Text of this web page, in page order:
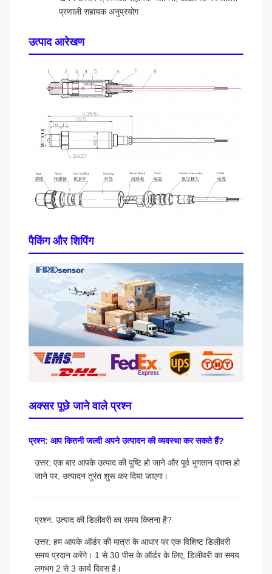
प्रणाली सहायक अनुप्रयोग
उत्पाद आरेखण
पैकिंग और शिपिंग
अक्सर पूछे जाने वाले प्रश्न
प्रश्न: आप कितनी जल्दी अपने उत्पादन की व्यवस्था कर सकते हैं?
उत्तर: एक बार आपके उत्पाद की पुष्टि हो जाने और पूर्व भुगतान प्राप्त हो
जाने पर, उत्पादन तुरंत शुरू कर दिया जाएगा।
प्रश्न: उत्पाद की डिलीवरी का समय कितना है?
उत्तर: हम आपके ऑर्डर की मात्रा के आधार पर एक विशिष्ट डिलीवरी
समय प्रदान करेंगे। 1 से 30 पीस के ऑर्डर के लिए, डिलीवरी का समय
लगभग 2 से 3 कार्य दिवस है।